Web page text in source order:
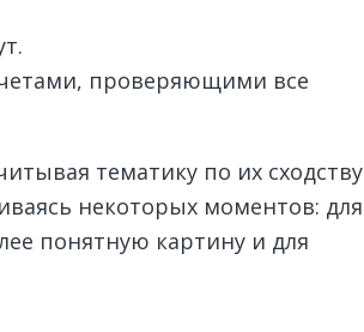
проверяющими все
тематику по их сходству
некоторых моментов: для
понятную картину и для